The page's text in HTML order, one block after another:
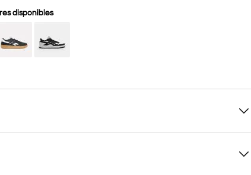
disponibles